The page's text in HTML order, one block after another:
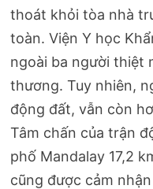
thoát khỏi tòa nhà
toàn. Viện Y học
ngoài ba người thiệt
thương. Tuy nhiên,
động đất, vẫn còn
Tâm chấn của trận
phố Mandalay 17,2
cũng được cảm